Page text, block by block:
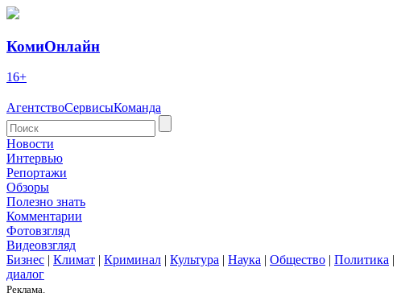
КомиОнлайн
16+
АгентствоСервисыКоманда
Новости
Интервью
Репортажи
Обзоры
Полезно знать
Комментарии
Фотовзгляд
Видеовзгляд
Бизнес | Климат | Криминал | Культура | Наука | Общество | Политика |
диалог
Реклама.